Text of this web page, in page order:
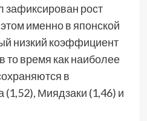
зафиксирован рост
именно в японской
низкий коэффициент
то время как наиболее
в
Миядзаки (1,46) и